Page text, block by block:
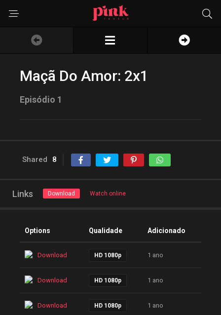
Maçã Do Amor: 2x1
Episódio 1
Shared 8
Links Download Watch online
Options Qualidade Adicionado
Download HD 1080p 1 ano
Download HD 1080p 1 ano
Download HD 1080p 1 ano